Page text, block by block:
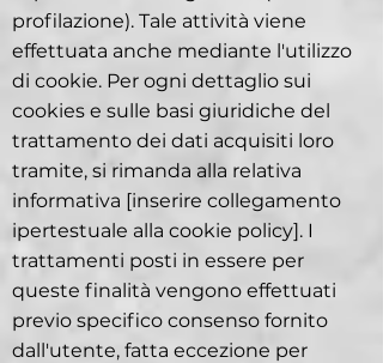
profilazione). Tale attività viene
effettuata anche mediante l'utilizzo
di cookie. Per ogni dettaglio sui
cookies e sulle basi giuridiche del
trattamento dei dati acquisiti loro
tramite, si rimanda alla relativa
informativa [inserire collegamento
ipertestuale alla cookie policy]. I
trattamenti posti in essere per
queste finalità vengono effettuati
previo specifico consenso fornito
dall'utente, fatta eccezione per